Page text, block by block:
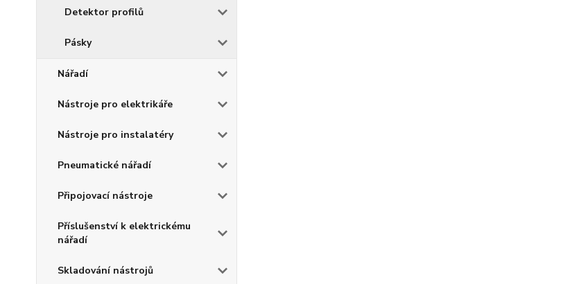
Detektor profilů
Pásky
Nářadí
Nástroje pro elektrikáře
Nástroje pro instalatéry
Pneumatické nářadí
Připojovací nástroje
Příslušenství k elektrickému
nářadí
Skladování nástrojů